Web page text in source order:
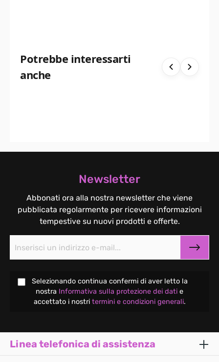
Potrebbe interessarti
anche
TESSUTO H280 DAMASCATO A RIGHE
Newsletter
Abbonati ora alla nostra newsletter che viene
pubblicata regolarmente per ricevere informazioni
tempestive su nuovi prodotti e offerte.
Selezionando continua confermi di aver letto la
nostra Informativa sulla protezione dei dati e
accettato i nostri termini e condizioni generali.
Linea telefonica di assistenza